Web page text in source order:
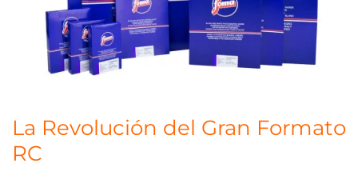
La Revolución del Gran Formato
RC